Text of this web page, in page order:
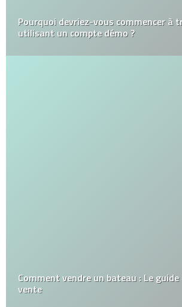
Pourquoi devriez-vous commencer à
utilisant un compte démo ?
Comment vendre un bateau : Le
vente